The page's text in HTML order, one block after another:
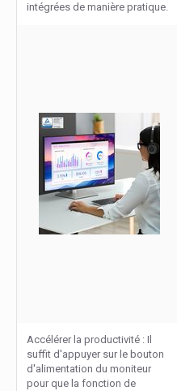
intégrées de manière pratique.
Accélérer la productivité : Il
suffit d'appuyer sur le bouton
d'alimentation du moniteur
pour que la fonction de